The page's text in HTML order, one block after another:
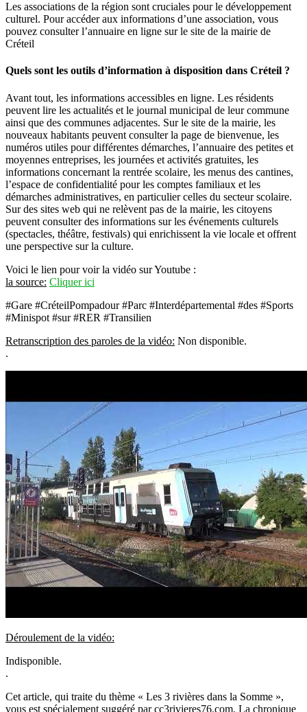
Les associations de la région sont cruciales pour le développement
culturel. Pour accéder aux informations d’une association, vous
pouvez consulter l’annuaire en ligne sur le site de la mairie de
Créteil
Quels sont les outils d’information à disposition dans Créteil ?
Avant tout, les informations accessibles en ligne. Les résidents
peuvent lire les actualités et le journal municipal de leur commune
ainsi que des communes adjacentes. Sur le site de la mairie, les
nouveaux habitants peuvent consulter la page de bienvenue, les
numéros utiles pour différentes démarches, l’annuaire des petites et
moyennes entreprises, les journées et activités gratuites, les
informations concernant la rentrée scolaire, les menus des cantines,
l’espace de confidentialité pour les comptes familiaux et les
démarches administratives, en particulier celles du secteur scolaire.
Sur des sites web qui ne relèvent pas de la mairie, les citoyens
peuvent consulter des informations sur les événements culturels
(spectacles, théâtre, festivals) qui enrichissent la vie locale et offrent
une perspective sur la culture.
Voici le lien pour voir la vidéo sur Youtube :
la source: Cliquer ici
#Gare #CréteilPompadour #Parc #Interdépartemental #des #Sports
#Minispot #sur #RER #Transilien
Retranscription des paroles de la vidéo: Non disponible.
.
Déroulement de la vidéo:
Indisponible.
.
Cet article, qui traite du thème « Les 3 rivières dans la Somme »,
vous est spécialement suggéré par cc3rivieres76.com. La chronique